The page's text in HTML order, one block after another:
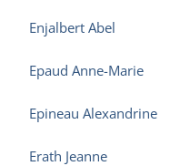
Enjalbert Abel
Epaud Anne-Marie
Epineau Alexandrine
Erath Jeanne